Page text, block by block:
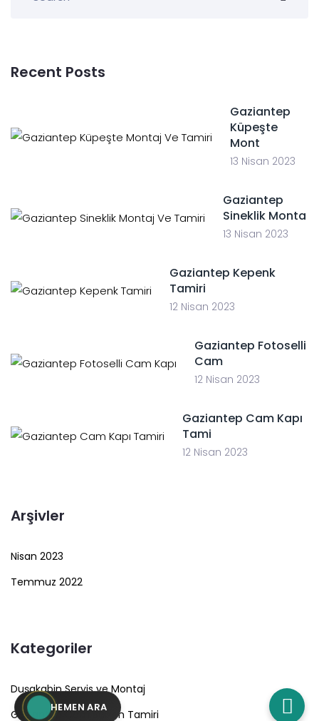
Recent Posts
Gaziantep
Küpeşte
Mont
13 Nisan 2023
Gaziantep
Sineklik Monta
13 Nisan 2023
Gaziantep Kepenk
Tamiri
12 Nisan 2023
Gaziantep Fotoselli
Cam
12 Nisan 2023
Gaziantep Cam Kapı
Tami
12 Nisan 2023
Arşivler
Nisan 2023
Temmuz 2022
Kategoriler
Duşakabin Servis ve Montaj
Gaziantep Cam Balkon Tamiri
HEMEN ARA